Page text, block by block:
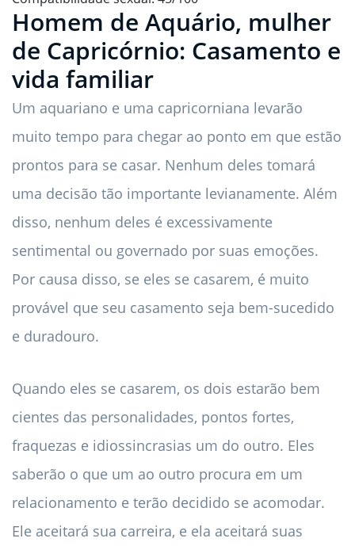
Homem de Aquário, mulher
de Capricórnio: Casamento e
vida familiar
Um aquariano e uma capricorniana levarão
muito tempo para chegar ao ponto em que estão
prontos para se casar. Nenhum deles tomará
uma decisão tão importante levianamente. Além
disso, nenhum deles é excessivamente
sentimental ou governado por suas emoções.
Por causa disso, se eles se casarem, é muito
provável que seu casamento seja bem-sucedido
e duradouro.
Quando eles se casarem, os dois estarão bem
cientes das personalidades, pontos fortes,
fraquezas e idiossincrasias um do outro. Eles
saberão o que um ao outro procura em um
relacionamento e terão decidido se acomodar.
Ele aceitará sua carreira, e ela aceitará suas